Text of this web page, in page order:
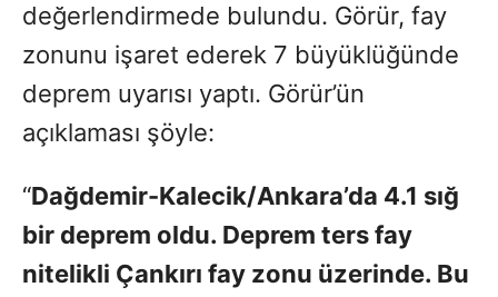
değerlendirmede bulundu. Görür, fay
zonunu işaret ederek 7 büyüklüğünde
deprem uyarısı yaptı. Görür’ün
açıklaması şöyle:
“Dağdemir-Kalecik/Ankara’da 4.1 sığ
bir deprem oldu. Deprem ters fay
nitelikli Çankırı fay zonu üzerinde. Bu